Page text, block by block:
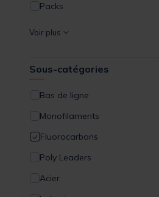
Packs
Mouches
Epuisettes
Voir plus
Sous-catégories
Bas de ligne
Monofilaments
Fluorocarbons
Poly Leaders
Acier